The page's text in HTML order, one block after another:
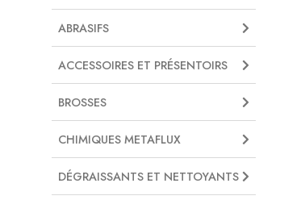
ABRASIFS
ACCESSOIRES ET PRÉSENTOIRS
BROSSES
CHIMIQUES METAFLUX
DÉGRAISSANTS ET NETTOYANTS